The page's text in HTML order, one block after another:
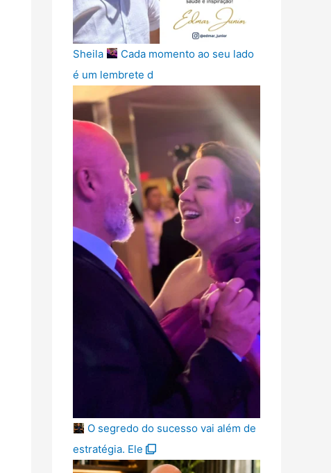
Sheila
Cada momento ao seu lado
é um lembrete d
O segredo do sucesso vai além de
estratégia. Ele